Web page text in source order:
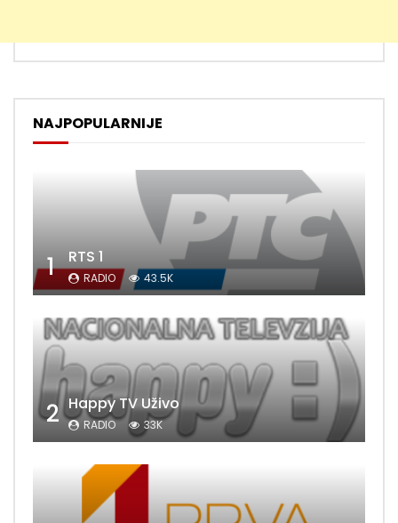
NAJPOPULARNIJE
1 RTS 1
RADIO 43.5K
2 Happy TV Uživo
RADIO 33K